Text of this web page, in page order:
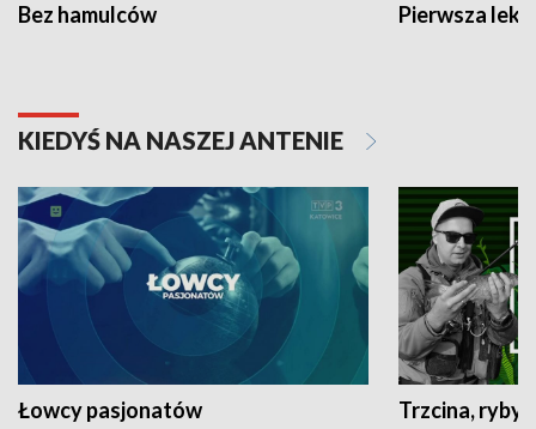
Bez hamulców Pierwsza
KIEDYŚ NA NASZEJ ANTENIE
Łowcy pasjonatów Trzcina, ryby